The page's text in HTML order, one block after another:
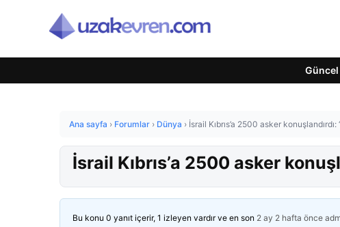
Ana sayfa › Forumlar › Dünya › İsrail Kıbrıs’a 2500 asker konuşlandırdı:
İsrail Kıbrıs’a 2500 asker
Bu konu 0 yanıt içerir, 1 izleyen vardır ve en son 2 ay 2 hafta önce